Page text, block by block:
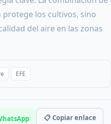
protege los cultivos, sino
del aire en las zonas
EFE
📋 Copiar enlace